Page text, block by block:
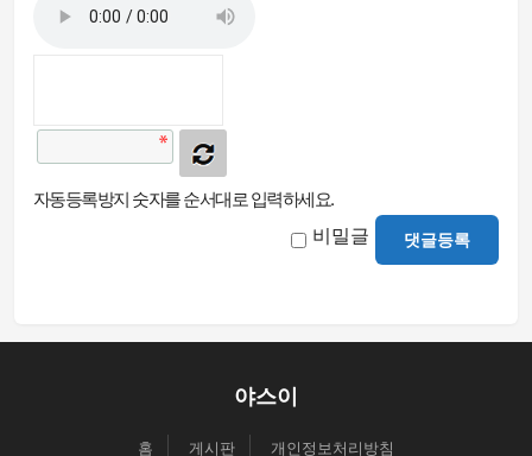
자동등록방지 숫자를 순서대로 입력하세요.
비밀글 댓글등록
야스이
홈 게시판 개인정보처리방침